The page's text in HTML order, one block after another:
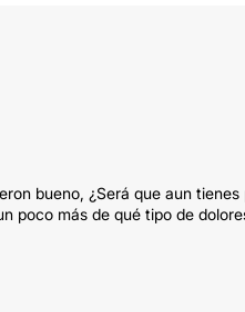
bueno, ¿Será que aun
poco más de qué tipo de